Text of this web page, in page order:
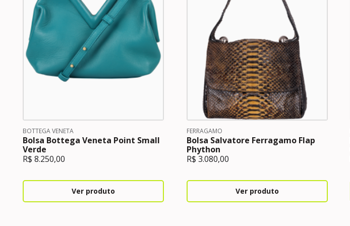
BOTTEGA VENETA
Bolsa Bottega Veneta Point Small
Verde
R$ 8.250,00
Ver produto
FERRAGAMO
Bolsa Salvatore Ferragamo Flap
Phython
R$ 3.080,00
Ver produto